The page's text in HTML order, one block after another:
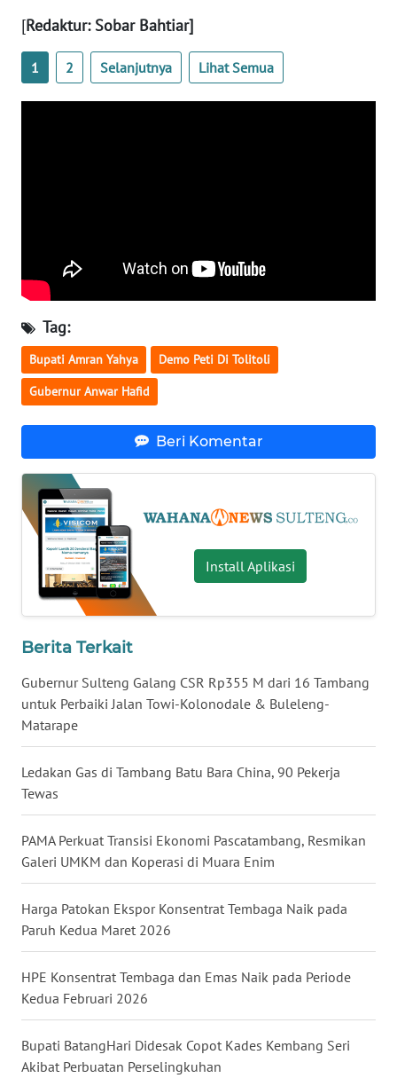
[Redaktur: Sobar Bahtiar]
1 2 Selanjutnya Lihat Semua
Tag:
Bupati Amran Yahya Demo Peti Di Tolitoli
Gubernur Anwar Hafid
Beri Komentar
Install Aplikasi
Berita Terkait
Gubernur Sulteng Galang CSR Rp355 M dari 16 Tambang
untuk Perbaiki Jalan Towi-Kolonodale & Buleleng-
Matarape
Ledakan Gas di Tambang Batu Bara China, 90 Pekerja
Tewas
PAMA Perkuat Transisi Ekonomi Pascatambang, Resmikan
Galeri UMKM dan Koperasi di Muara Enim
Harga Patokan Ekspor Konsentrat Tembaga Naik pada
Paruh Kedua Maret 2026
HPE Konsentrat Tembaga dan Emas Naik pada Periode
Kedua Februari 2026
Bupati BatangHari Didesak Copot Kades Kembang Seri
Akibat Perbuatan Perselingkuhan
SUMBAR
WN
JATENG
WN
NUSANTARA
WN
JATIM
WN
BALI
WN
KALBAR
KALTENG
WN
KALTARA
WN
KALSEL
WN
WN
WN
SULUT